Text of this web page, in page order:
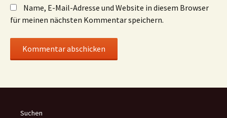
Name, E-Mail-Adresse und Website in diesem Browser
für meinen nächsten Kommentar speichern.
Suchen